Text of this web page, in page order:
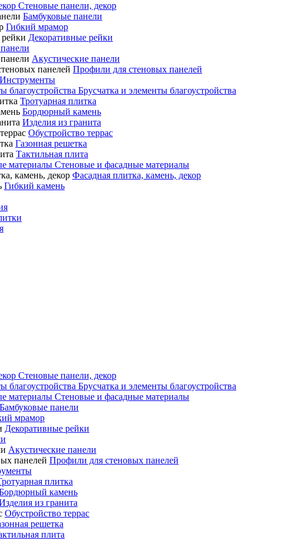
Стеновые панели, декор
Бамбуковые панели
Гибкий мрамор
Декоративные рейки
Акустические панели
Профили для стеновых панелей
Инструменты
Брусчатка и элементы благоустройства
Тротуарная плитка
Бордюрный камень
Изделия из гранита
Обустройство террас
Газонная решетка
Тактильная плита
Стеновые и фасадные материалы
Фасадная плитка, камень, декор
Гибкий камень
Стеновые панели, декор
Брусчатка и элементы благоустройства
Стеновые и фасадные материалы
Бамбуковые панели
мрамор
Декоративные рейки
Акустические панели
Профили для стеновых панелей
плитка
камень
из гранита
Обустройство террас
решетка
плита